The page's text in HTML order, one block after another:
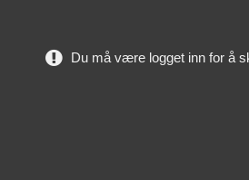
Du må være logget inn for å